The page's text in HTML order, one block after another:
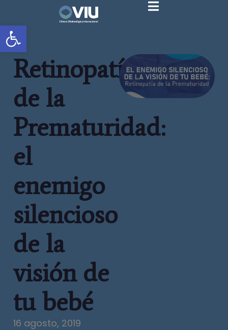
Abrir barra de herramientas
Retinopatía
de la
Prematuridad:
el
enemigo
silencioso
de la
visión de
tu bebé
16 agosto, 2019